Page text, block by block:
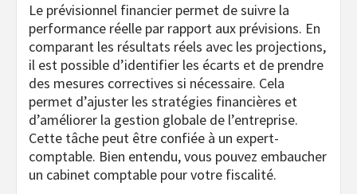
Le prévisionnel financier permet de suivre la
performance réelle par rapport aux prévisions. En
comparant les résultats réels avec les projections,
il est possible d’identifier les écarts et de prendre
des mesures correctives si nécessaire. Cela
permet d’ajuster les stratégies financières et
d’améliorer la gestion globale de l’entreprise.
Cette tâche peut être confiée à un expert-
comptable. Bien entendu, vous pouvez embaucher
un cabinet comptable pour votre fiscalité.